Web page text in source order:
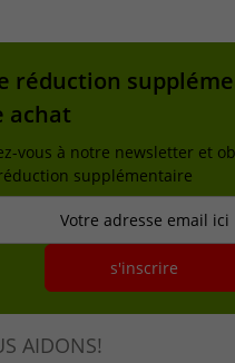
réduction
achat
vous à notre newsletter et
supplémentaire
Votre adresse email ici
s'inscrire
AIDONS!